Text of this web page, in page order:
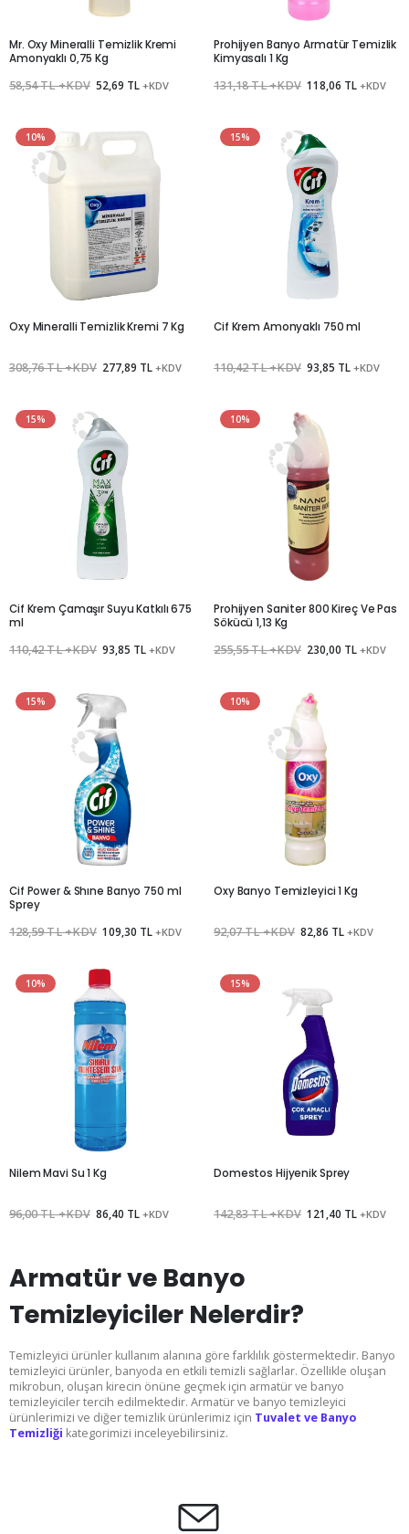
Mr. Oxy Mineralli Temizlik Kremi
Amonyaklı 0,75 Kg
58,54 TL +KDV 52,69 TL +KDV
Prohijyen Banyo Armatür Temizlik
Kimyasalı 1 Kg
131,18 TL +KDV 118,06 TL +KDV
10%
Oxy Mineralli Temizlik Kremi 7 Kg
308,76 TL +KDV 277,89 TL +KDV
15%
Cif Krem Amonyaklı 750 ml
110,42 TL +KDV 93,85 TL +KDV
15%
Cif Krem Çamaşır Suyu Katkılı 675
ml
110,42 TL +KDV 93,85 TL +KDV
10%
Prohijyen Saniter 800 Kireç Ve Pas
Sökücü 1,13 Kg
255,55 TL +KDV 230,00 TL +KDV
15%
Cif Power & Shıne Banyo 750 ml
Sprey
128,59 TL +KDV 109,30 TL +KDV
10%
Oxy Banyo Temizleyici 1 Kg
92,07 TL +KDV 82,86 TL +KDV
10%
Nilem Mavi Su 1 Kg
96,00 TL +KDV 86,40 TL +KDV
15%
Domestos Hijyenik Sprey
142,83 TL +KDV 121,40 TL +KDV
Armatür ve Banyo
Temizleyiciler Nelerdir?
Temizleyici ürünler kullanım alanına göre farklılık göstermektedir. Banyo
temizleyici ürünler, banyoda en etkili temizli sağlarlar. Özellikle oluşan
mikrobun, oluşan kirecin önüne geçmek için armatür ve banyo
temizleyiciler tercih edilmektedir. Armatür ve banyo temizleyici
ürünlerimizi ve diğer temizlik ürünlerimiz için Tuvalet ve Banyo
Temizliği kategorimizi inceleyebilirsiniz.